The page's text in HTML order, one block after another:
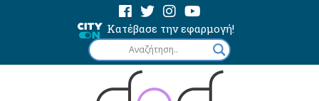
Κατέβασε την εφαρμογή!